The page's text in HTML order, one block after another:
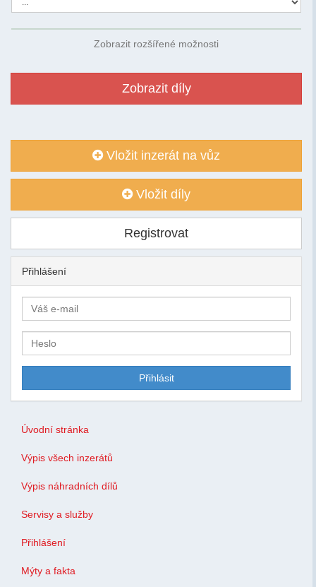
Zobrazit rozšířené možnosti
Zobrazit díly
Vložit inzerát na vůz
Vložit díly
Registrovat
Přihlášení
Úvodní stránka
Výpis všech inzerátů
Výpis náhradních dílů
Servisy a služby
Přihlášení
Mýty a fakta